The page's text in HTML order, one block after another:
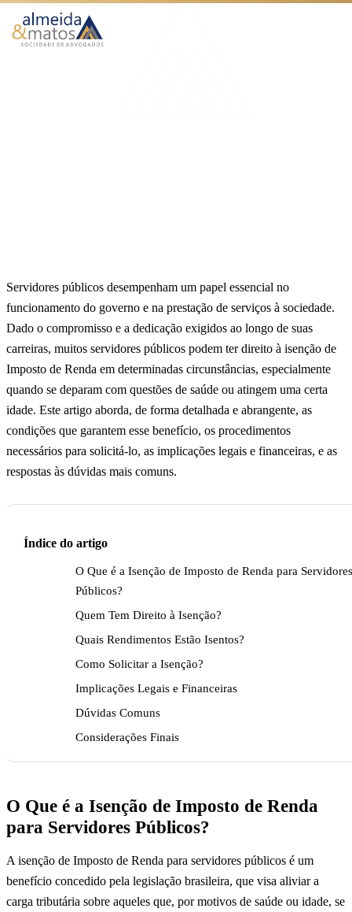
Atuação
Servidores públicos desempenham um papel essencial no
funcionamento do governo e na prestação de serviços à sociedade.
Dado o compromisso e a dedicação exigidos ao longo de suas
carreiras, muitos servidores públicos podem ter direito à isenção de
Imposto de Renda em determinadas circunstâncias, especialmente
quando se deparam com questões de saúde ou atingem uma certa
idade. Este artigo aborda, de forma detalhada e abrangente, as
condições que garantem esse benefício, os procedimentos
necessários para solicitá-lo, as implicações legais e financeiras, e as
respostas às dúvidas mais comuns.
Índice do artigo
O Que é a Isenção de Imposto de Renda para
Públicos?
Quem Tem Direito à Isenção?
Quais Rendimentos Estão Isentos?
Como Solicitar a Isenção?
Implicações Legais e Financeiras
Dúvidas Comuns
Considerações Finais
O Que é a Isenção de Imposto de Renda
para Servidores Públicos?
A isenção de Imposto de Renda para servidores públicos é um
benefício concedido pela legislação brasileira, que visa aliviar a
carga tributária sobre aqueles que, por motivos de saúde ou idade, se